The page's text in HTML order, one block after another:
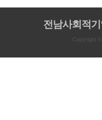
전남사회적
Copyright